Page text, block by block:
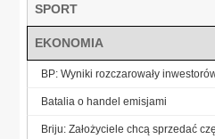
SPORT
EKONOMIA
BP: Wyniki rozczarowały
Batalia o handel emisjami
Briju: Założyciele chcą sprzedać